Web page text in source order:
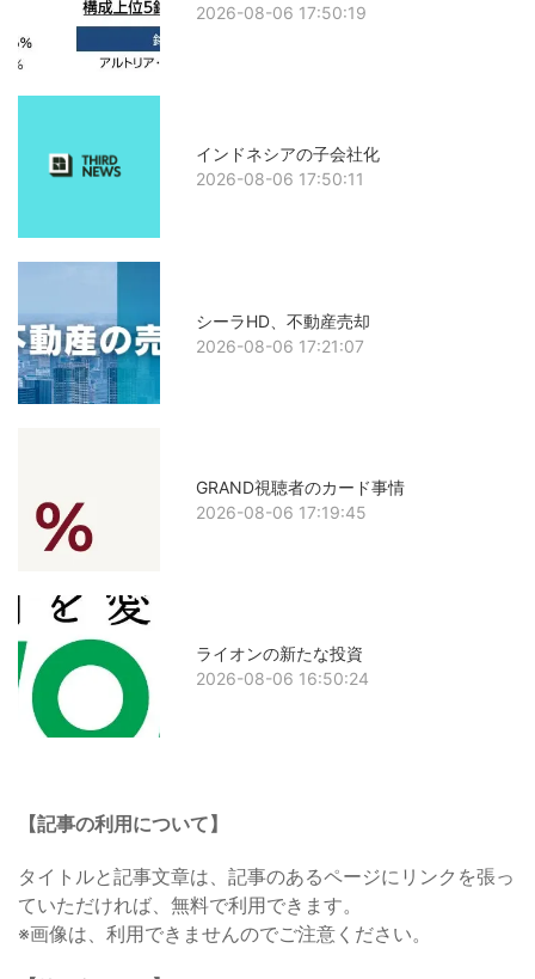
2026-08-06 17:50:19
インドネシアの子会社化
2026-08-06 17:50:11
シーラHD、不動産売却
2026-08-06 17:21:07
GRAND視聴者のカード事情
2026-08-06 17:19:45
ライオンの新たな投資
2026-08-06 16:50:24
【記事の利用について】
タイトルと記事文章は、記事のあるページにリンクを張っ
ていただければ、無料で利用できます。
※画像は、利用できませんのでご注意ください。